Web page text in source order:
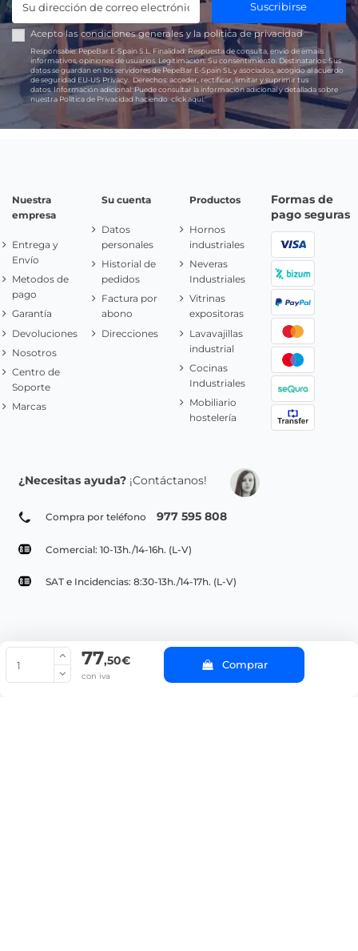
77,50€
con iva
Comprar
Suscribirse
Acepto las condiciones generales y lapolítica de privacidad
Responsable:PepeBar E-Spain S.L. Finalidad: Respuesta de consulta, envío de emails
informativos, opiniones de usuarios. Legitimación: Su consentimiento. Destinatarios: Sus
datos se guardan en los servidores de PepeBar E-Spain SL y asociados, acogido al acuerdo
de seguridad EU-US Privacy.
Derechos: acceder, rectificar, limitar y suprimir tus
datos. Información adicional:Puede consultar la información adicional y detallada sobre
nuestra Política de Privacidad haciendoclick aquí.
Nuestra
empresa
Entrega y
Envío
Metodos de
pago
Garantía
Devoluciones
Nosotros
Centro de
Soporte
Marcas
Su cuenta
Datos
personales
Historial de
pedidos
Factura por
abono
Direcciones
Productos
Hornos
industriales
Neveras
Industriales
Vitrinas
expositoras
Lavavajillas
industrial
Cocinas
Industriales
Mobiliario
hostelería
Formas de
pago seguras
¿Necesitas ayuda? ¡Contáctanos!
Compra por teléfono 977 595 808
Comercial: 10-13h./14-16h. (L-V)
SAT e Incidencias: 8:30-13h./14-17h. (L-V)
© Copyright 2022 PepeBar.com |
Aviso legal y
Condiciones generales de compra |
Blog